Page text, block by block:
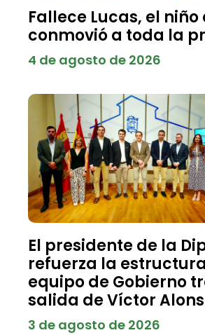
Fallece Lucas, el niño
conmovió a toda la
4 de agosto de 2026
El presidente de la
refuerza la
equipo de Gobierno
salida de Víctor
3 de agosto de 2026